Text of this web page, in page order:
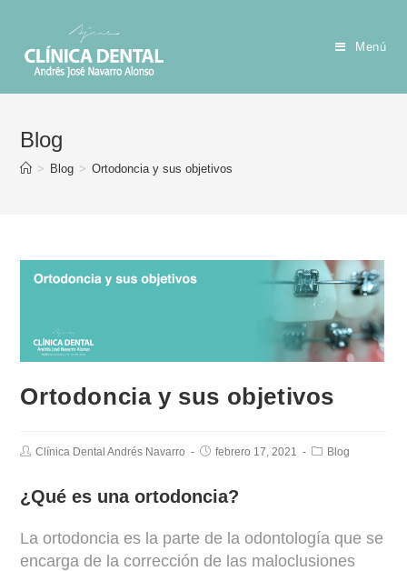
Menú
Blog
> Blog > Ortodoncia y sus objetivos
Ortodoncia y sus objetivos
Clínica Dental Andrés Navarro febrero 17, 2021 Blog
¿Qué es una ortodoncia?
La ortodoncia es la parte de la odontología que se
encarga de la corrección de las maloclusiones